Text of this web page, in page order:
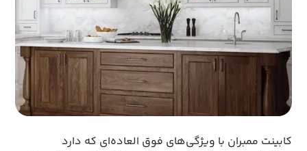
کابینت ممبران با ویژگی‌های فوق العاده‌ای که دارد